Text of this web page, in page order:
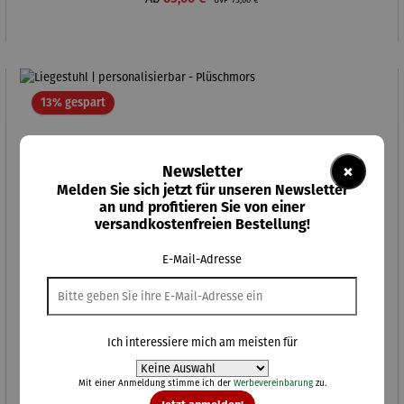
13% gespartRabatt
×
Newsletter
Melden Sie sich jetzt für unseren Newsletter
an und profitieren Sie von einer
versandkostenfreien Bestellung!
E-Mail-Adresse
Ich interessiere mich am meisten für
Mit einer Anmeldung stimme ich der Werbevereinbarungzu.